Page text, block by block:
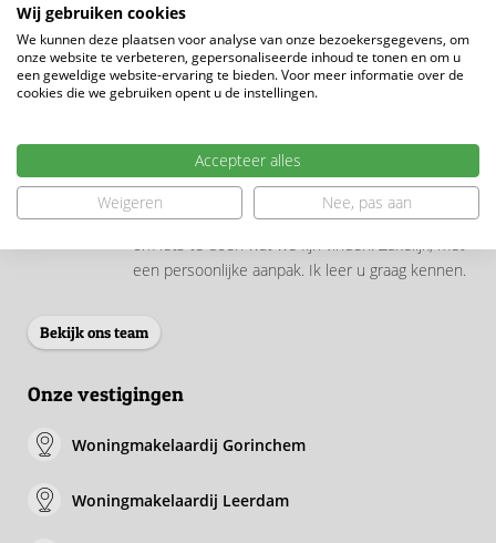
Makelaar bestaande bouw
Makelaar nieuwbouw
Als kind wist ik het al: ik wil makelaar worden!
nu ook omdat het zo'n alomvattend vak is waar
ik mijn energie goed in kwijt kan. En dat is
precies wat ons bedrijf zo leuk maakt. Wij
komen stuk voor stuk elke dag naar ons werk
om iets te doen wat we fijn vinden. Zakelijk, met
een persoonlijke aanpak. Ik leer u graag kennen.
Bekijk ons team
Onze vestigingen
Woningmakelaardij Gorinchem
Woningmakelaardij Leerdam
Wij gebruiken cookies
We kunnen deze plaatsen voor analyse van onze bezoekersgegevens, om
onze website te verbeteren, gepersonaliseerde inhoud te tonen en om u
een geweldige website-ervaring te bieden. Voor meer informatie over de
cookies die we gebruiken opent u de instellingen.
Accepteer alles
Weigeren
Nee, pas aan